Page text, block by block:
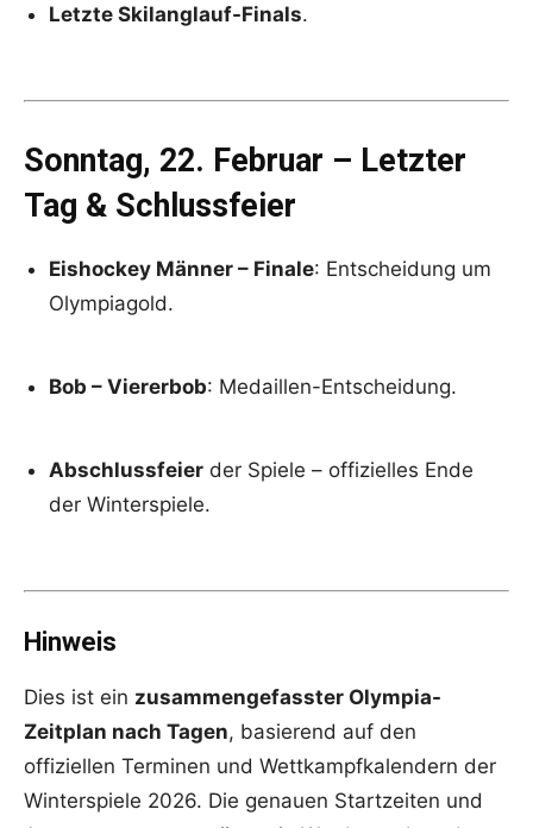
Letzte Skilanglauf-Finals.
Sonntag, 22. Februar – Letzter
Tag & Schlussfeier
Eishockey Männer – Finale: Entscheidung um
Olympiagold.
Bob – Viererbob: Medaillen-Entscheidung.
Abschlussfeier der Spiele – offizielles Ende
der Winterspiele.
Hinweis
Dies ist ein zusammengefasster Olympia-
Zeitplan nach Tagen, basierend auf den
offiziellen Terminen und Wettkampfkalendern der
Winterspiele 2026. Die genauen Startzeiten und